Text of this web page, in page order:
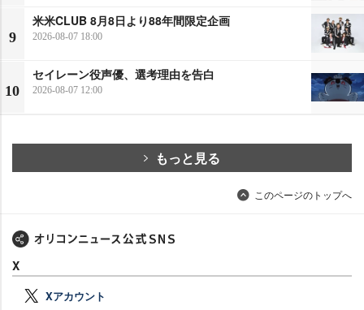
9
米米CLUB 8月8日より88年間限定企画
2026-08-07 18:00
10
セイレーン役声優、選考理由を告白
2026-08-07 12:00
もっと見る
このページのトップへ
X
Xアカウント